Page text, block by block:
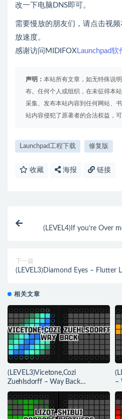
改一下电脑DNS即可。
需要慢放的朋友们，请点击视
放速度。
感谢访问MIDIFOXLaunchpad软
声明： 本站所有文章，如无特殊说
布。任何个人或组织，在未征得本
采集、发布本站内容到任何网站、
站内容侵犯了原著者的合法权益，
Launchpad工程下载 修复版
收藏 海报 链接
(LEVEL4)If you’re Over me – Years & Years
下一篇
(LEVEL3)Diamond Eyes – Flutter
相关文章
(LEVEL3)Vicetone,Cozi
Zuehlsdorff – Way Back
Launchpad 工程下载
–